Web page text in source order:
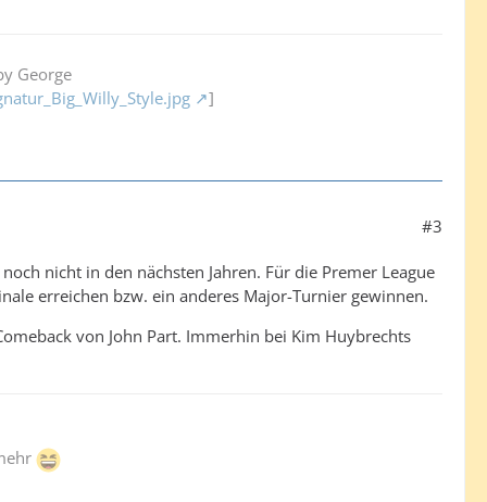
George
]
#3
nicht in den nächsten Jahren. Für die Premer League
erreichen bzw. ein anderes Major-Turnier gewinnen.
von John Part. Immerhin bei Kim Huybrechts